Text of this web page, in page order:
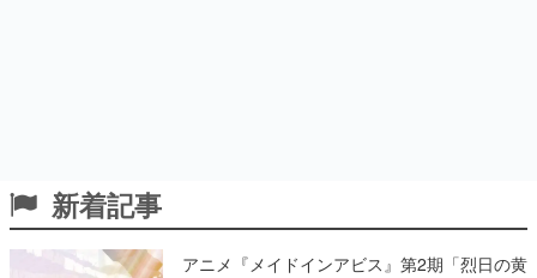
新着記事
アニメ『メイドインアビス』第2期「烈日の黄